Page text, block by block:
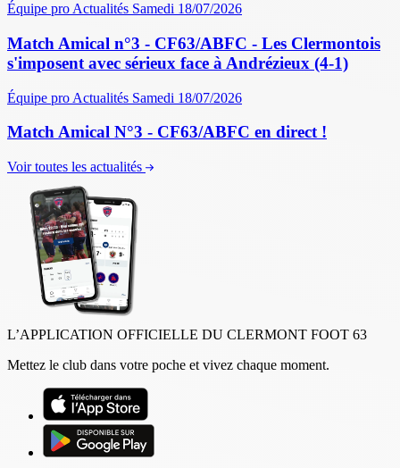
Équipe pro Actualités Samedi 18/07/2026
Match Amical n°3 - CF63/ABFC - Les Clermontois
s'imposent avec sérieux face à Andrézieux (4-1)
Équipe pro Actualités Samedi 18/07/2026
Match Amical N°3 - CF63/ABFC en direct !
Voir toutes les actualités
L’APPLICATION OFFICIELLE DU CLERMONT FOOT 63
Mettez le club dans votre poche et vivez chaque moment.